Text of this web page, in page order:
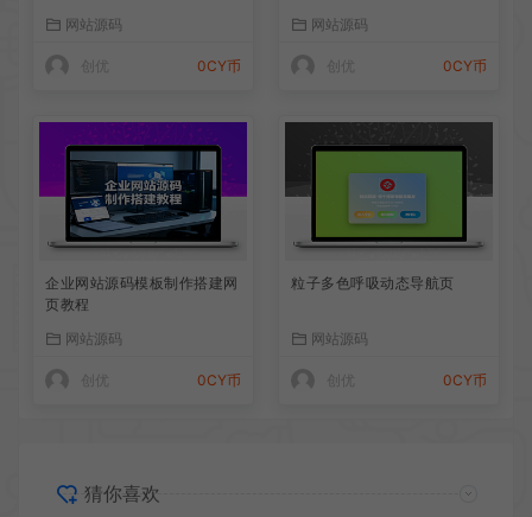
网站源码
0CY币
网站源码
0CY币
企业网站源码模板制作搭建网
页教程
网站源码
0CY币
粒子多色呼吸动态导航页
网站源码
0CY币
猜你喜欢